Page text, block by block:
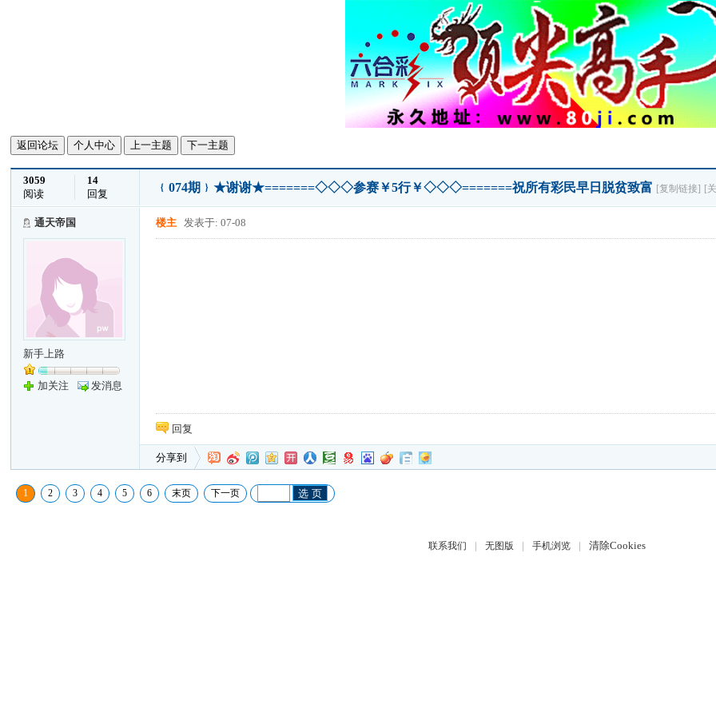
返回论坛 个人中心 上一主题 下一主题
3059
阅读
14
回复
﹛074期﹜★谢谢★=======◇◇◇参赛￥5行￥◇◇◇=======祝所有彩民早日脱贫致富 [复制链接] [
通天帝国
新手上路
加关注 发消息
楼主 发表于: 07-08
回复
分享到
1 2 3 4 5 6 末页 下一页 选 页
联系我们 | 无图版 | 手机浏览 | 清除Cookies